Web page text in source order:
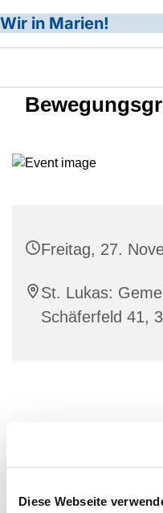
Diese Webseite
Wir in Marien!
Freitag, 27.
St. Lukas:
Schäferfeld 41,